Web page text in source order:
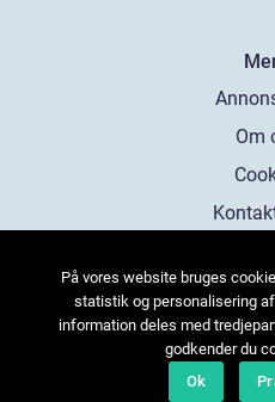
Om
På vores website bruges
statistik og personalisering
information deles med
godkender du
Ok